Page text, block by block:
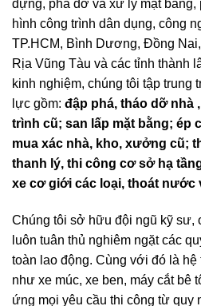
dựng, phá dỡ và xử lý mặt bằng,
hình công trình dân dụng, công
TP.HCM, Bình Dương, Đồng
Rịa Vũng Tàu và các tỉnh thành
kinh nghiệm, chúng tôi tập trung
lực gồm: đập phá, tháo dỡ nhà
trình cũ; san lấp mặt bằng; ép
mua xác nhà, kho, xưởng cũ;
thanh lý, thi công cơ sở hạ
xe cơ giới các loại, thoát nước
Chúng tôi sở hữu đội ngũ kỹ sư,
luôn tuân thủ nghiêm ngặt các
toàn lao động. Cùng với đó là hệ
như xe múc, xe ben, máy cắt bê
ứng mọi yêu cầu thi công từ quy